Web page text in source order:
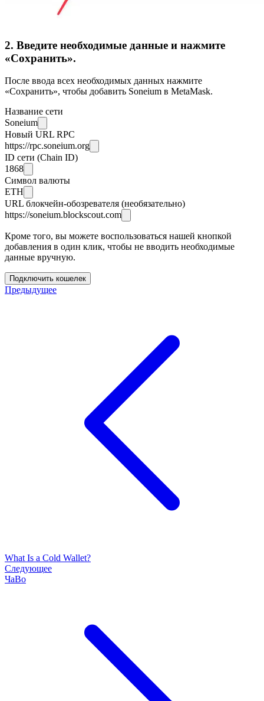
2. Введите необходимые данные и нажмите
«Сохранить».
После ввода всех необходимых данных нажмите
«Сохранить», чтобы добавить Soneium в MetaMask.
Название сети
Soneium
Новый URL RPC
https://rpc.soneium.org
ID сети (Chain ID)
1868
Символ валюты
ETH
URL блокчейн-обозревателя (необязательно)
https://soneium.blockscout.com
Кроме того, вы можете воспользоваться нашей кнопкой
добавления в один клик, чтобы не вводить необходимые
данные вручную.
Подключить кошелек
Предыдущее
What Is a Cold Wallet?
Следующее
ЧаВо